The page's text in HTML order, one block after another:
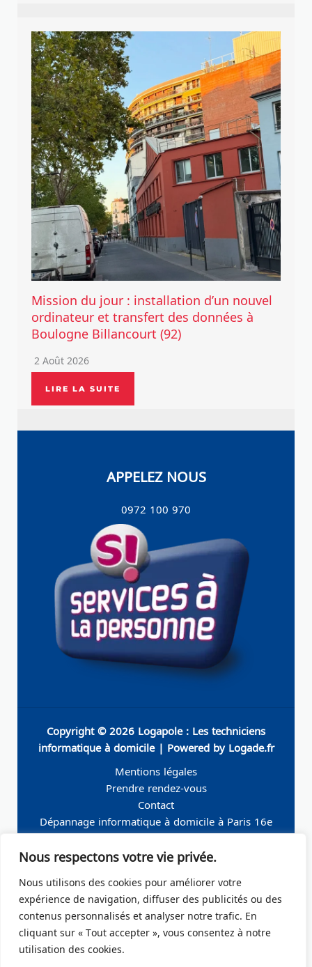
Nous respectons votre vie privée.
Nous utilisons des cookies pour améliorer votre
expérience de navigation, diffuser des publicités ou des
contenus personnalisés et analyser notre trafic. En
cliquant sur « Tout accepter », vous consentez à notre
utilisation des cookies.
Mission du jour : installation d’un nouvel
ordinateur et transfert des données à
Boulogne Billancourt (92)
2 Août 2026
LIRE LA SUITE
APPELEZ NOUS
0972 100 970
Copyright © 2026 Logapole : Les techniciens
informatique à domicile | Powered by Logade.fr
Mentions légales
Prendre rendez-vous
Contact
Dépannage informatique à domicile à Paris 16e
Seine
Perret
Dépannage informatique à domicile à Paris 19e
Dépannage informatique à domicile à Paris 17e
Dépannage informatique à domicile – Boulogne-
Billancourt 92